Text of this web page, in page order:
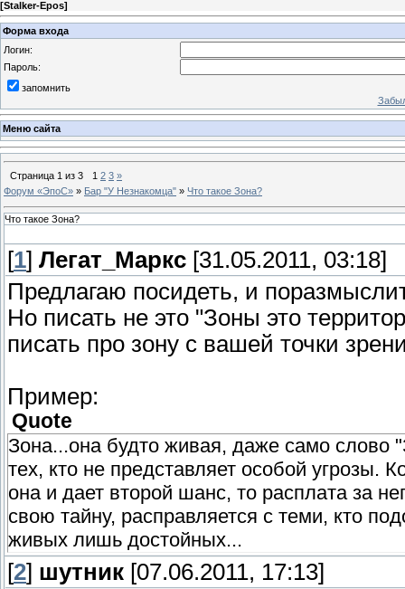
[Stalker-Epos]
Форма входа
Логин:
Пароль:
запомнить
Меню сайта
Страница 1 из 3 1 2 3 »
Форум «ЭпоС» » Бар "У Незнакомца" » Что такое Зона?
Что такое Зона?
[1] Легат_Маркс [31.05.2011, 03:18]
Предлагаю посидеть, и
Но писать не это "Зоны это
писать про зону с вашей точки
Пример:
Quote
Зона...она будто живая, даже само слово
тех, кто не представляет особой угрозы.
она и дает второй шанс, то расплата за
свою тайну, расправляется с теми, кто
живых лишь достойных...
[2] шутник [07.06.2011, 17:13]